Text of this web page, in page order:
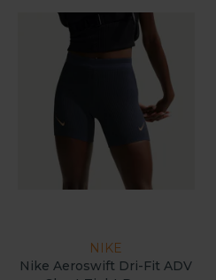
NIKE
Nike Aeroswift Dri-Fit ADV